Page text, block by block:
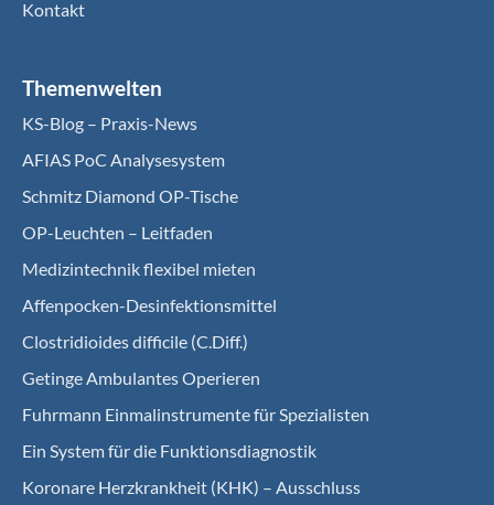
Kontakt
Themenwelten
KS-Blog – Praxis-News
AFIAS PoC Analysesystem
Schmitz Diamond OP-Tische
OP-Leuchten – Leitfaden
Medizintechnik flexibel mieten
Affenpocken-Desinfektionsmittel
Clostridioides difficile (C.Diff.)
Getinge Ambulantes Operieren
Fuhrmann Einmalinstrumente für Spezialisten
Ein System für die Funktionsdiagnostik
Koro­nare Herz­krank­heit (KHK) – Ausschluss